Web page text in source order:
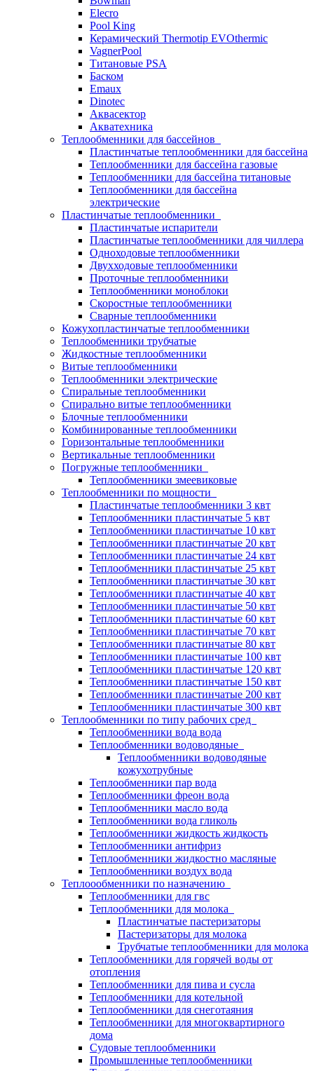
Elecro
Pool King
Керамический Thermotip EVOthermic
VagnerPool
Титановые PSA
Баском
Emaux
Dinotec
Аквасектор
Акватехника
Теплообменники для бассейнов
Пластинчатые теплообменники для бассейна
Теплообменники для бассейна газовые
Теплообменники для бассейна титановые
Теплообменники для бассейна
электрические
Пластинчатые теплообменники
Пластинчатые испарители
Пластинчатые теплообменники для чиллера
Одноходовые теплообменники
Двухходовые теплообменники
Проточные теплообменники
Теплообменники моноблоки
Скоростные теплообменники
Сварные теплообменники
Кожухопластинчатые теплообменники
Теплообменники трубчатые
Жидкостные теплообменники
Витые теплообменники
Теплообменники электрические
Спиральные теплообменники
Спирально витые теплообменники
Блочные теплообменники
Комбинированные теплообменники
Горизонтальные теплообменники
Вертикальные теплообменники
Погружные теплообменники
Теплообменники змеевиковые
Теплообменники по мощности
Пластинчатые теплообменники 3 квт
Теплообменники пластинчатые 5 квт
Теплообменники пластинчатые 10 квт
Теплообменники пластинчатые 20 квт
Теплообменники пластинчатые 24 квт
Теплообменники пластинчатые 25 квт
Теплообменники пластинчатые 30 квт
Теплообменники пластинчатые 40 квт
Теплообменники пластинчатые 50 квт
Теплообменники пластинчатые 60 квт
Теплообменники пластинчатые 70 квт
Теплообменники пластинчатые 80 квт
Теплообменники пластинчатые 100 квт
Теплообменники пластинчатые 120 квт
Теплообменники пластинчатые 150 квт
Теплообменники пластинчатые 200 квт
Теплообменники пластинчатые 300 квт
Теплообменники по типу рабочих сред
Теплообменники вода вода
Теплообменники водоводяные
Теплообменники водоводяные
кожухотрубные
Теплообменники пар вода
Теплообменники фреон вода
Теплообменники масло вода
Теплообменники вода гликоль
Теплообменники жидкость жидкость
Теплообменники антифриз
Теплообменники жидкостно масляные
Теплообменники воздух вода
Теплоообменники по назначению
Теплообменники для гвс
Теплообменники для молока
Пластинчатые пастеризаторы
Пастеризаторы для молока
Трубчатые теплообменники для молока
Теплообменники для горячей воды от
отопления
Теплообменники для пива и сусла
Теплообменники для котельной
Теплообменники для снеготаяния
Теплообменники для многоквартирного
дома
Судовые теплообменники
Промышленные теплообменники